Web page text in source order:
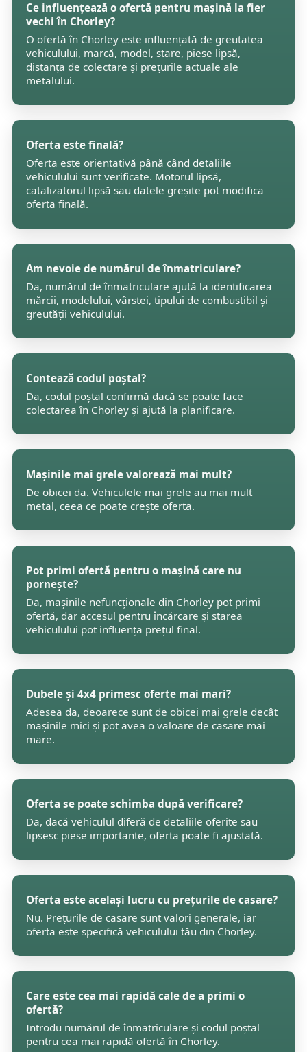
Ce influențează o ofertă pentru mașină la fier
vechi în Chorley?
O ofertă în Chorley este influențată de greutatea
vehiculului, marcă, model, stare, piese lipsă,
distanța de colectare și prețurile actuale ale
metalului.
Oferta este finală?
Oferta este orientativă până când detaliile
vehiculului sunt verificate. Motorul lipsă,
catalizatorul lipsă sau datele greșite pot modifica
oferta finală.
Am nevoie de numărul de înmatriculare?
Da, numărul de înmatriculare ajută la identificarea
mărcii, modelului, vârstei, tipului de combustibil și
greutății vehiculului.
Contează codul poștal?
Da, codul poștal confirmă dacă se poate face
colectarea în Chorley și ajută la planificare.
Mașinile mai grele valorează mai mult?
De obicei da. Vehiculele mai grele au mai mult
metal, ceea ce poate crește oferta.
Pot primi ofertă pentru o mașină care nu
pornește?
Da, mașinile nefuncționale din Chorley pot primi
ofertă, dar accesul pentru încărcare și starea
vehiculului pot influența prețul final.
Dubele și 4x4 primesc oferte mai mari?
Adesea da, deoarece sunt de obicei mai grele decât
mașinile mici și pot avea o valoare de casare mai
mare.
Oferta se poate schimba după verificare?
Da, dacă vehiculul diferă de detaliile oferite sau
lipsesc piese importante, oferta poate fi ajustată.
Oferta este același lucru cu prețurile de casare?
Nu. Prețurile de casare sunt valori generale, iar
oferta este specifică vehiculului tău din Chorley.
Care este cea mai rapidă cale de a primi o
ofertă?
Introdu numărul de înmatriculare și codul poștal
pentru cea mai rapidă ofertă în Chorley.